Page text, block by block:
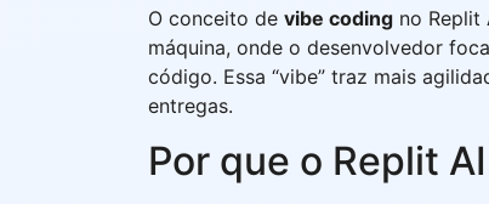
O conceito de vibe coding no Replit
máquina, onde o desenvolvedor
código. Essa “vibe” traz mais
entregas.
Por que o Replit